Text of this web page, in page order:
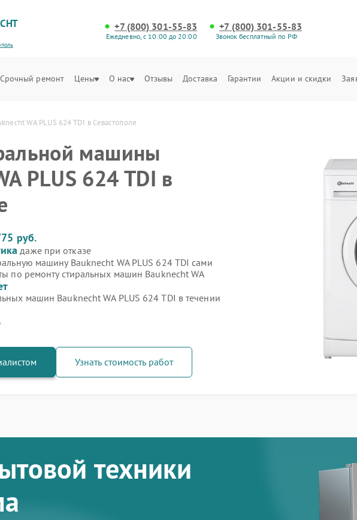
+7 (800) 301-55-83
Ежедневно, с 10:00 до 20:00
+7 (800) 301-55-83
Звонок бесплатный по РФ
Срочный ремонт Цены О нас Отзывы Доставка Гарантии Акции и скидки
WA PLUS 624 TDI в Севастополе
машины
PLUS 624 TDI в
руб.
даже при отказе
машину Bauknecht WA PLUS 624 TDI сами
по ремонту стиральных машин Bauknecht WA
машин Bauknecht WA PLUS 624 TDI в течении
Узнать стоимость работ
техники